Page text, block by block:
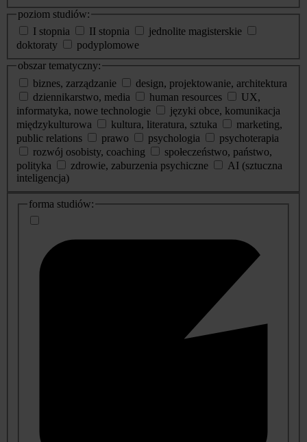
poziom studiów:
I stopnia
II stopnia
jednolite magisterskie
doktoraty
podyplomowe
obszar tematyczny:
biznes, zarządzanie
design, projektowanie, architektura
dziennikarstwo, media
human resources
UX,
informatyka, nowe technologie
języki obce, komunikacja
międzykulturowa
kultura, literatura, sztuka
marketing,
public relations
prawo psychologia
psychoterapia
rozwój osobisty, coaching
społeczeństwo, państwo,
polityka
zdrowie, zaburzenia psychiczne
AI (sztuczna
inteligencja)
dodatkowe
informacje
forma studiów: